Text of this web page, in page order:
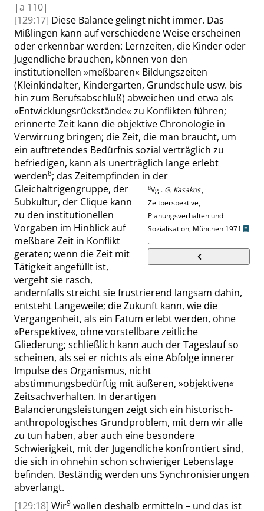
|a 110|
[129:17] Diese Balance gelingt nicht immer. Das
Mißlingen kann auf verschiedene Weise erscheinen
oder erkennbar werden: Lernzeiten, die Kinder oder
Jugendliche brauchen, können von den
institutionellen »meßbaren« Bildungszeiten
(Kleinkindalter, Kindergarten, Grundschule usw. bis
hin zum Berufsabschluß) abweichen und etwa als
»Entwicklungsrückstände«zu Konflikten führen;
erinnerte Zeit kann die objektive Chronologie in
Verwirrung bringen; die Zeit, die man braucht, um
ein auftretendes Bedürfnis sozial verträglich zu
befriedigen, kann als unerträglich lange erlebt
werden8
8Vgl. G. Kasakos,
Zeitperspektive,
Planungsverhalten und
Sozialisation, München 1971
.
; das Zeitempfinden in der
Gleichaltrigengruppe, der
Subkultur, der Clique kann
zu den institutionellen
Vorgaben im Hinblick auf
meßbare Zeit in Konflikt
geraten; wenn die Zeit mit
Tätigkeit angefüllt ist,
vergeht sie rasch,
andernfalls streicht sie frustrierend langsam dahin,
entsteht Langeweile; die Zukunft kann, wie die
Vergangenheit, als ein Fatum erlebt werden, ohne
»Perspektive«, ohne vorstellbare zeitliche
Gliederung; schließlich kann auch der Tageslauf so
scheinen, als sei er nichts als eine Abfolge innerer
Impulse des Organismus, nicht
abstimmungsbedürftig mit äußeren, »objektiven«
Zeitsachverhalten. In derartigen
Balancierungsleistungen zeigt sich ein historisch-
anthropologisches Grundproblem, mit dem wir alle
zu tun haben, aber auch eine besondere
Schwierigkeit, mit der Jugendliche konfrontiert sind,
diesich in ohnehin schon schwieriger Lebenslage
befinden. Beständig werden uns Synchronisierungen
abverlangt.
[129:18] Wir9 wollen deshalb ermitteln – und das ist